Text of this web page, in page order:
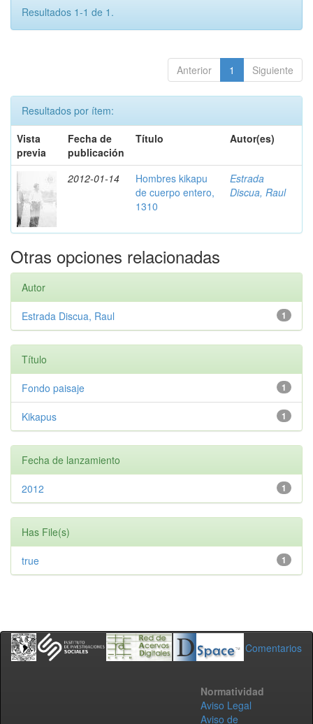
Resultados 1-1 de 1.
Anterior 1 Siguiente
Resultados por ítem:
Vista
previa
Fecha de
publicación
Título Autor(es)
2012-01-14
Hombres kikapu
de cuerpo entero,
1310
Estrada
Discua, Raul
Otras opciones relacionadas
Autor
1
Estrada Discua, Raul
Título
1
Fondo paisaje
1
Kikapus
Fecha de lanzamiento
1
2012
Has File(s)
1
true
Comentarios
Normatividad
Aviso Legal
Aviso de